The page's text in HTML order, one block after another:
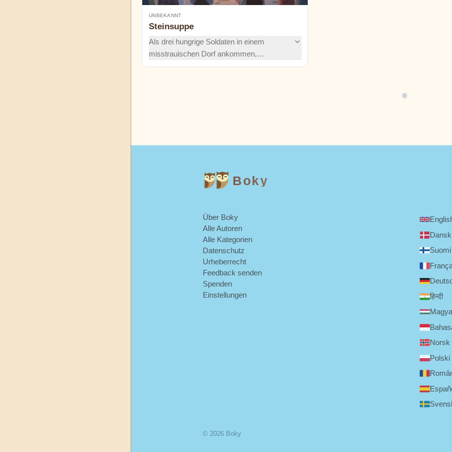
UNBEKANNT
Steinsuppe
Als drei hungrige Soldaten in einem
misstrauischen Dorf ankommen,
beschließen sie, 'Steinsuppe' zu kochen.
Boky
Über Boky
Alle Autoren
Alle Kategorien
Datenschutz
Urheberrecht
Feedback senden
Spenden
Einstellungen
Dansk
Suomi
हिन्दी
Norsk
Polski
© 2026 Boky